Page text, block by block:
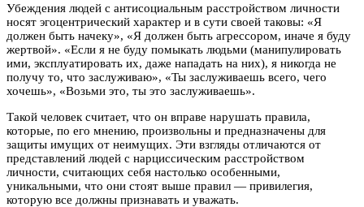
Убеждения людей с антисоциальным расстройством личности
носят эгоцентрический характер и в сути своей таковы: «Я
должен быть начеку», «Я должен быть агрессором, иначе я буду
жертвой». «Если я не буду помыкать людьми (манипулировать
ими, эксплуатировать их, даже нападать на них), я никогда не
получу то, что заслуживаю», «Ты заслуживаешь всего, чего
хочешь», «Возьми это, ты это заслуживаешь».
Такой человек считает, что он вправе нарушать правила,
которые, по его мнению, произвольны и предназначены для
защиты имущих от неимущих. Эти взгляды отличаются от
представлений людей с нарциссическим расстройством
личности, считающих себя настолько особенными,
уникальными, что они стоят выше правил — привилегия,
которую все должны признавать и уважать.